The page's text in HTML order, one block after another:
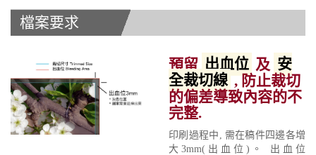
檔案要求
預留 出血位 及 安
全裁切線, 防止裁切
的偏差導致內容的不
完整.
印刷過程中, 需在稿件四邊各增
大3mm(出血位)。 出血位